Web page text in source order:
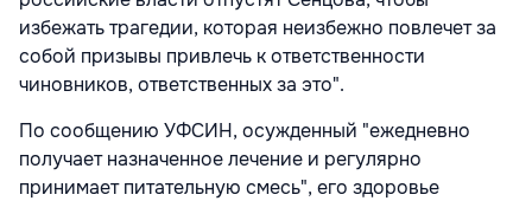
избежать трагедии, которая неизбежно повлечет за
собой призывы привлечь к ответственности
чиновников, ответственных за это".
По сообщению УФСИН, осужденный "ежедневно
получает назначенное лечение и регулярно
принимает питательную смесь", его здоровье